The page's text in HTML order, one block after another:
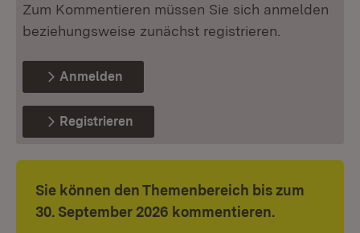
Zum Kommentieren müssen Sie sich anmelden
beziehungsweise zunächst registrieren.
Anmelden
Registrieren
Sie können den Themenbereich bis zum
30. September 2026 kommentieren.